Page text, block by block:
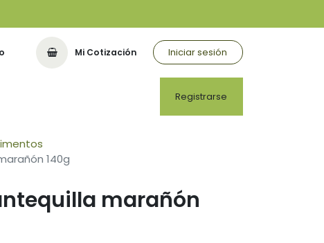
Mi Cotización Iniciar sesión
Registrarse
140g
marañón